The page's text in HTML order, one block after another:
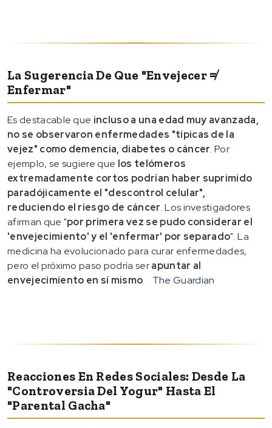
La Sugerencia De Que "envejecer ≠
Enfermar"
Es destacable que incluso a una edad muy avanzada,
no se observaron enfermedades "típicas de la
vejez" como demencia, diabetes o cáncer. Por
ejemplo, se sugiere que los telómeros
extremadamente cortos podrían haber suprimido
paradójicamente el "descontrol celular",
reduciendo el riesgo de cáncer. Los investigadores
afirman que "por primera vez se pudo considerar el
'envejecimiento' y el 'enfermar' por separado". La
medicina ha evolucionado para curar enfermedades,
pero el próximo paso podría serapuntar al
envejecimiento en sí mismo. The Guardian
Reacciones En Redes Sociales: Desde La
"controversia Del Yogur" Hasta El
"parental Gacha"